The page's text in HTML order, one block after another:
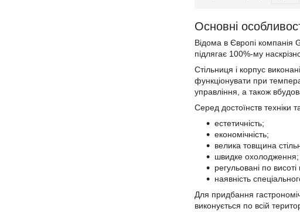
Основні
Відома в Європі компанія
підлягає 100%-му
Стільниця і корпус
функціонувати при
управління, а також
Серед достоїнств техніки
естетичність;
економічність;
велика товщина
швидке охолодження;
регульовані по висоті
наявність
Для придбання
виконується по всій